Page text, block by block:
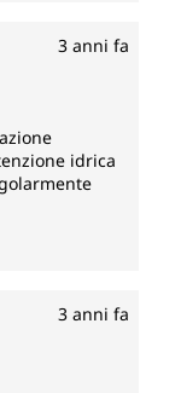
3 anni fa
idrica
3 anni fa